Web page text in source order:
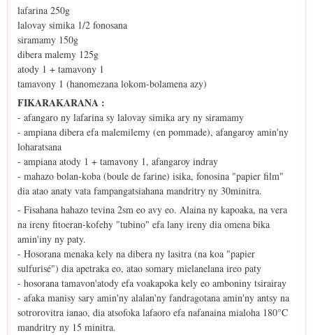
lafarina 250g
lalovay simika 1/2 fonosana
siramamy 150g
dibera malemy 125g
atody 1 + tamavony 1
tamavony 1 (hanomezana lokom-bolamena azy)
FIKARAKARANA :
- afangaro ny lafarina sy lalovay simika ary ny siramamy
- ampiana dibera efa malemilemy (en pommade), afangaroy amin'ny
loharatsana
- ampiana atody 1 + tamavony 1, afangaroy indray
- mahazo bolan-koba (boule de farine) isika, fonosina "papier film"
dia atao anaty vata fampangatsiahana mandritry ny 30minitra.
- Fisahana hahazo tevina 2sm eo avy eo. Alaina ny kapoaka, na vera
na ireny fitoeran-kofehy "tubino" efa lany ireny dia omena bika
amin'iny ny paty.
- Hosorana menaka kely na dibera ny lasitra (na koa "papier
sulfurisé") dia apetraka eo, atao somary mielanelana ireo paty
- hosorana tamavon'atody efa voakapoka kely eo amboniny tsirairay
- afaka manisy sary amin'ny alalan'ny fandragotana amin'ny antsy na
sotrorovitra ianao, dia atsofoka lafaoro efa nafanaina mialoha 180°C
mandritry ny 15 minitra.